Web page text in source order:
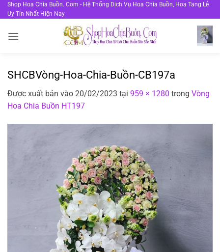
Bỏ
qua
dung
Shop Hoa Chia Buồn. Com - Hệ Thống Dịch Vụ Hoa Chia Buồn, Hoa Tang Lễ
Uy Tín Nhất Hiện Nay
SHCBVòng-Hoa-Chia-Buồn-CB197a
Được xuất bản vào 20/02/2023 tại 959 × 1280 trong Vòng
Hoa Chia Buồn HT197